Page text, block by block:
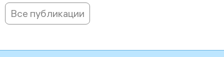
Все публикации